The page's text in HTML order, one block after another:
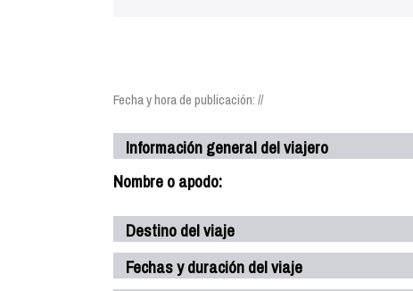
Fecha y hora de publicación: //
Información general del viajero
Nombre o apodo:
Destino del viaje
Fechas y duración del viaje